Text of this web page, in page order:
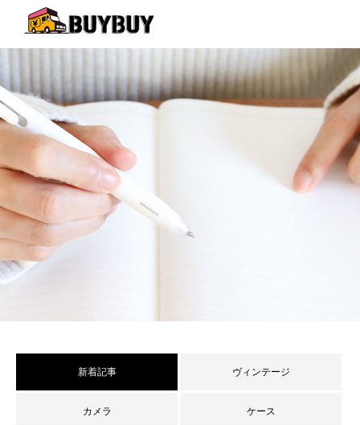
新着記事 ヴィンテージ
カメラ ケース